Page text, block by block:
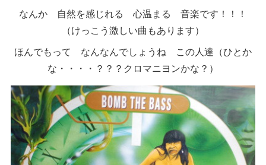
なんか 自然を感じれる 心温まる 音楽です！！！
（けっこう激しい曲もあります）
ほんでもって なんなんでしょうね この人達（ひとか
な・・・・？？？クロマニヨンかな？）